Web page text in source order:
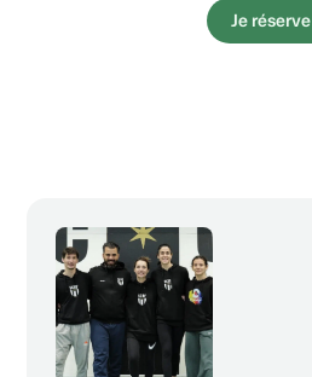
Je réserve